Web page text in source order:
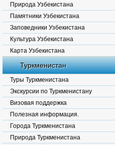
Природа Узбекистана
Памятники Узбекистана
Заповедники Узбекистана
Культура Узбекистана
Карта Узбекистана
Туркменистан
Туры Туркменистана
Экскурсии по Туркменистану
Визовая поддержка
Полезная информация.
Города Туркменистана
Природа Туркменистана